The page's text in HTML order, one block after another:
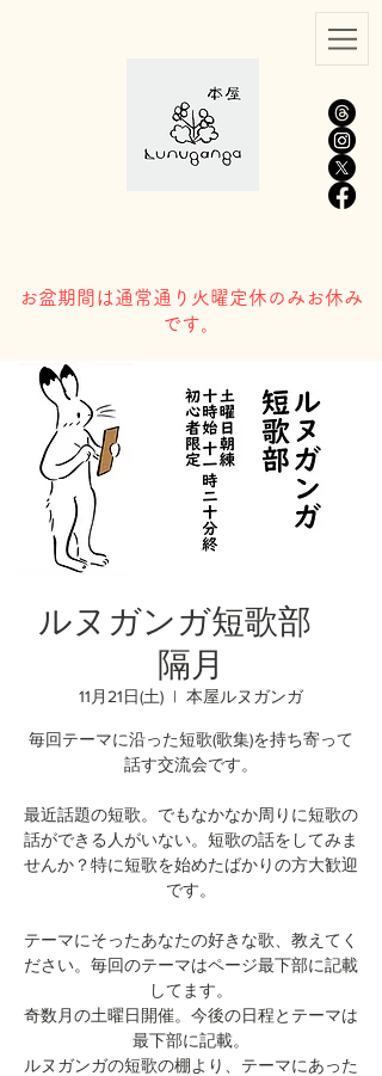
​お盆期間は通常通り火曜定休のみお休み
です。
ルヌガンガ短歌部
隔月
11月21日(土)
  |
本屋ルヌガンガ
毎回テーマに沿った短歌(歌集)を持ち寄って
話す交流会です。
最近話題の短歌。でもなかなか周りに短歌の
話ができる人がいない。短歌の話をしてみま
せんか？特に短歌を始めたばかりの方大歓迎
です。
テーマにそったあなたの好きな歌、教えてく
ださい。毎回のテーマはページ最下部に記載
してます。
奇数月の土曜日開催。今後の日程とテーマは
最下部に記載。
ルヌガンガの短歌の棚より、テーマにあった